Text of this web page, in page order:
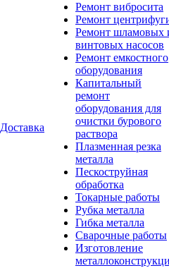
Доставка
Ремонт вибросита
Ремонт
Ремонт шламовых
винтовых насосов
Ремонт емкостного
оборудования
Капитальный
ремонт
оборудования для
очистки бурового
раствора
Плазменная резка
металла
Пескоструйная
обработка
Токарные работы
Рубка металла
Гибка металла
Сварочные работы
Изготовление